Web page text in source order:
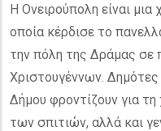
Η Ονειρούπολη είναι μια
οποία κέρδισε το
την πόλη της Δράμας σε
Χριστουγέννων.
Δήμου φροντίζουν για τη
των σπιτιών, αλλά και